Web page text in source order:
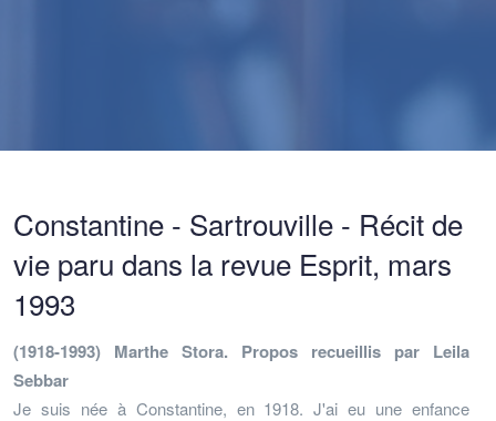
Constantine - Sartrouville - Récit de
vie paru dans la revue Esprit, mars
1993
(1918-1993) Marthe Stora. Propos recueillis par Leila
Sebbar
Je suis née à Constantine, en 1918. J'ai eu une enfance